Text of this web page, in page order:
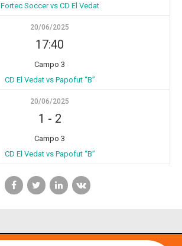
Fortec Soccer vs CD El Vedat
20/06/2025
17:40
Campo 3
CD El Vedat vs Papofut “B”
20/06/2025
1 - 2
Campo 3
CD El Vedat vs Papofut “B”